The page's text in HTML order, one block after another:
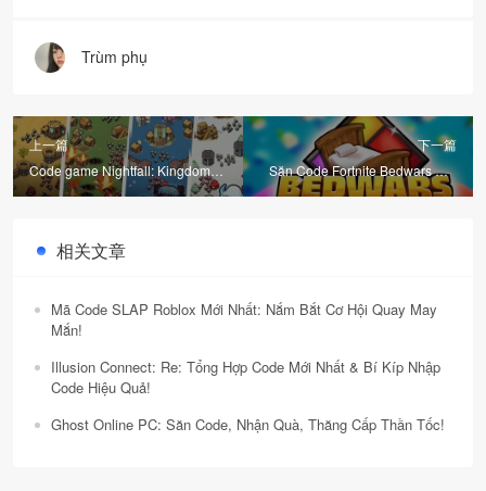
Trùm phụ
上一篇
Code game Nightfall: Kingdom
Frontier TD mới nhất và hướng
下一篇
Săn Code Fortnite Bedwars Mới
Nhất: Đừng Bỏ Lỡ Cơ Hội Vàng!
相关文章
Mã Code SLAP Roblox Mới Nhất: Nắm Bắt Cơ Hội Quay May
Mắn!
Illusion Connect: Re: Tổng Hợp Code Mới Nhất & Bí Kíp Nhập
Code Hiệu Quả!
Ghost Online PC: Săn Code, Nhận Quà, Thăng Cấp Thần Tốc!